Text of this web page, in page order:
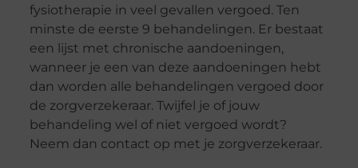
fysiotherapie in veel gevallen vergoed. Ten
minste de eerste 9 behandelingen. Er bestaat
een lijst met chronische aandoeningen,
wanneer je een van deze aandoeningen hebt
dan worden alle behandelingen vergoed door
de zorgverzekeraar. Twijfel je of jouw
behandeling wel of niet vergoed wordt?
Neem dan contact op met je zorgverzekeraar.